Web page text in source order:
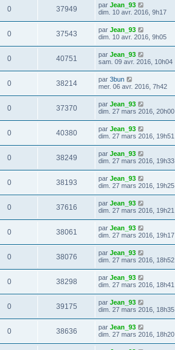
0 37949 par Jean_93
dim. 10 avr. 2016, 9h17
0 37543 par Jean_93
dim. 10 avr. 2016, 9h05
0 40751 par Jean_93
sam. 09 avr. 2016, 10h04
0 38214 par 3bun
mer. 06 avr. 2016, 7h42
0 37370 par Jean_93
dim. 27 mars 2016, 20h00
0 40380 par Jean_93
dim. 27 mars 2016, 19h51
0 38249 par Jean_93
dim. 27 mars 2016, 19h33
0 38193 par Jean_93
dim. 27 mars 2016, 19h25
0 37616 par Jean_93
dim. 27 mars 2016, 19h21
0 38061 par Jean_93
dim. 27 mars 2016, 19h17
0 38076 par Jean_93
dim. 27 mars 2016, 18h52
0 38298 par Jean_93
dim. 27 mars 2016, 18h41
0 39175 par Jean_93
dim. 27 mars 2016, 18h35
0 38636 par Jean_93
dim. 27 mars 2016, 18h20